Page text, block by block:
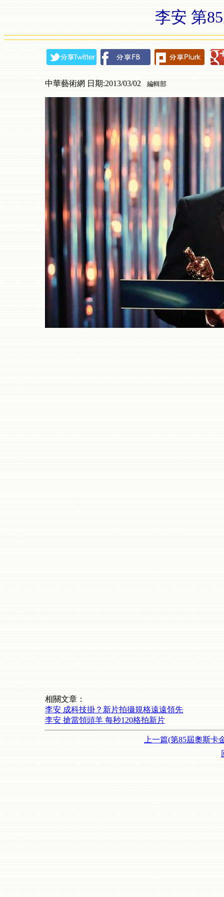
李安 第
中華藝術網 日期:2013/03/02 編輯部
相關文章：
李安 成科技掛？新片拍攝規格遠遠領先
李安 搶當領頭羊 每秒120格拍新片
上一篇(第85屆奧斯卡